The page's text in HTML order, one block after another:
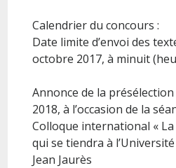
Calendrier du concours :
Date limite d’envoi des
octobre 2017, à minuit
Annonce de la
2018, à l’occasion de la
Colloque international « La
qui se tiendra à
Jean Jaurès